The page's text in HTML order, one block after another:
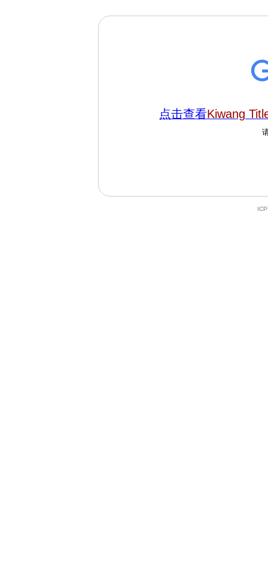
点击查看Kiwang